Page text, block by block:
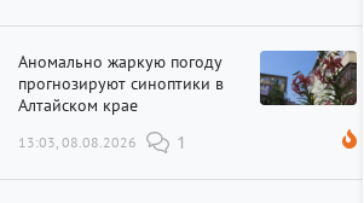
Аномально жаркую погоду
прогнозируют синоптики в
Алтайском крае
13:03, 08.08.2026 1